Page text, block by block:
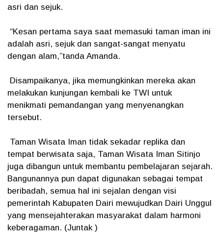
asri dan sejuk.
“Kesan pertama saya saat memasuki taman iman ini
adalah asri, sejuk dan sangat-sangat menyatu
dengan alam,”tanda Amanda.
Disampaikanya, jika memungkinkan mereka akan
melakukan kunjungan kembali ke TWI untuk
menikmati pemandangan yang menyenangkan
tersebut.
Taman Wisata Iman tidak sekadar replika dan
tempat berwisata saja, Taman Wisata Iman Sitinjo
juga dibangun untuk membantu pembelajaran sejarah.
Bangunannya pun dapat digunakan sebagai tempat
beribadah, semua hal ini sejalan dengan visi
pemerintah Kabupaten Dairi mewujudkan Dairi Unggul
yang mensejahterakan masyarakat dalam harmoni
keberagaman. (Juntak )